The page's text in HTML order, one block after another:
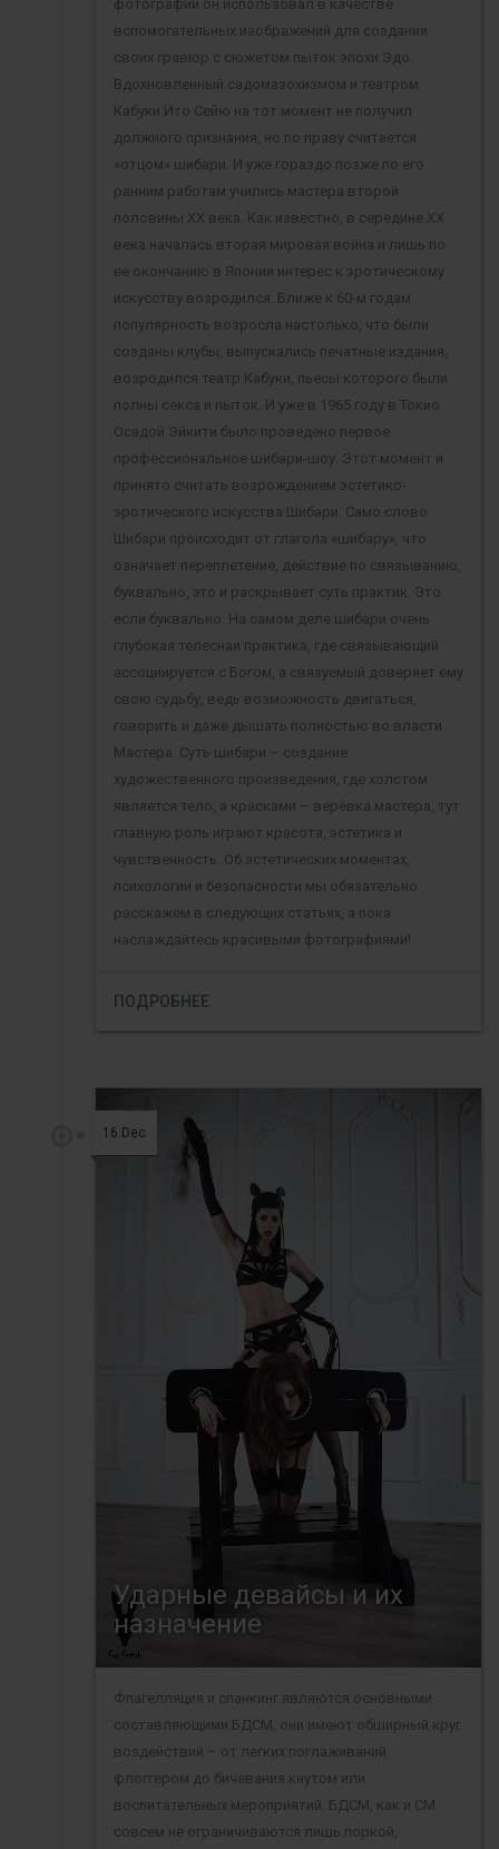
фотографии он использовал в качестве
вспомогательных изображений для создания
своих гравюр с сюжетом пыток эпохи Эдо.
Вдохновленный садомазохизмом и театром
Кабуки Ито Сейю на тот момент не получил
должного признания, но по праву считается
«отцом» шибари. И уже гораздо позже по его
ранним работам учились мастера второй
половины ХХ века. Как известно, в середине ХХ
века началась вторая мировая война и лишь по
ее окончанию в Японии интерес к эротическому
искусству возродился. Ближе к 60-м годам
популярность возросла настолько, что были
созданы клубы, выпускались печатные издания,
возродился театр Кабуки, пьесы которого были
полны секса и пыток. И уже в 1965 году в Токио
Осадой Эйкити было проведено первое
профессиональное шибари-шоу. Этот момент и
принято считать возрождением эстетико-
эротического искусства Шибари. Само слово
Шибари происходит от глагола «шибару», что
означает переплетение, действие по связыванию,
буквально, это и раскрывает суть практик. Это
если буквально. На самом деле шибари очень
глубокая телесная практика, где связывающий
ассоциируется с Богом, а связуемый доверяет ему
свою судьбу, ведь возможность двигаться,
говорить и даже дышать полностью во власти
Мастера. Суть шибари – создание
художественного произведения, где холстом
является тело, а красками – верёвка мастера, тут
главную роль играют красота, эстетика и
чувственность. Об эстетических моментах,
психологии и безопасности мы обязательно
расскажем в следующих статьях, а пока
наслаждайтесь красивыми фотографиями!
ПОДРОБНЕЕ
16 Dec
Ударные девайсы и их
назначение
Флагелляция и спанкинг являются основными
составляющими БДСМ, они имеют обширный круг
воздействий – от легких поглаживаний
флоггером до бичевания кнутом или
воспитательных мероприятий. БДСМ, как и СМ
совсем не ограничиваются лишь поркой,